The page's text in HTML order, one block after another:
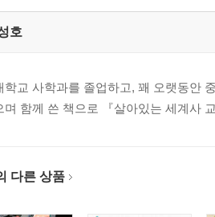
호
학교 사학과를 졸업하고, 꽤 오랫동안
며 함께 쓴 책으로 『살아있는 세계사
다른 상품